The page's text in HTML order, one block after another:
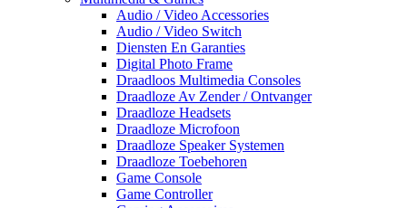
Audio / Video Accessories
Audio / Video Switch
Diensten En Garanties
Digital Photo Frame
Draadloos Multimedia Consoles
Draadloze Av Zender / Ontvanger
Draadloze Headsets
Draadloze Microfoon
Draadloze Speaker Systemen
Draadloze Toebehoren
Game Console
Game Controller